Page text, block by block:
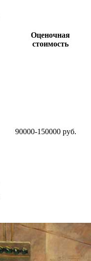
Оценочная
стоимость
90000-150000 руб.